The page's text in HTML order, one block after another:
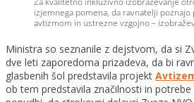
izjemnega pomena, da ravnatelji
avtizmom in ustrezne vzgojno –
Ministra so seznanile z dejstvom, da si
dve leti zaporedoma prizadeva, da bi
glasbenih šol predstavila projekt
ob tem predstavila značilnosti in